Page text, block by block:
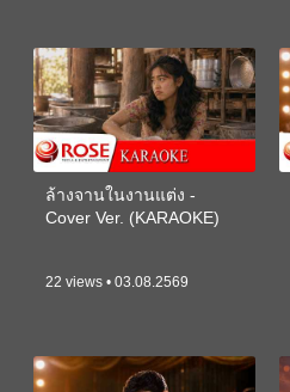
ล้างจานในงานแต่ง -
Cover Ver. (KARAOKE)
22 views • 03.08.2569